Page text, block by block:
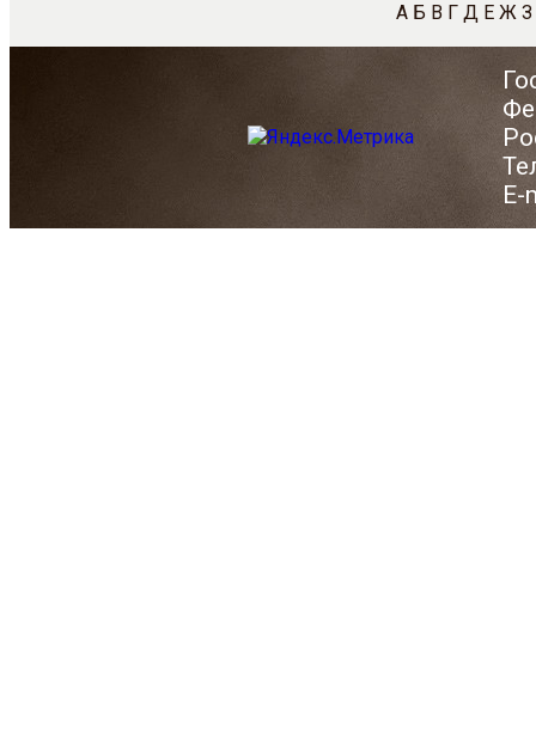
А Б В Г Д Е Ж З
E-